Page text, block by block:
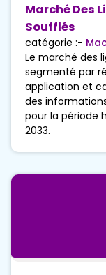
Marché Des
Soufflés
catégorie :-
Le marché des
segmenté par
application et
des
pour la période
2033.